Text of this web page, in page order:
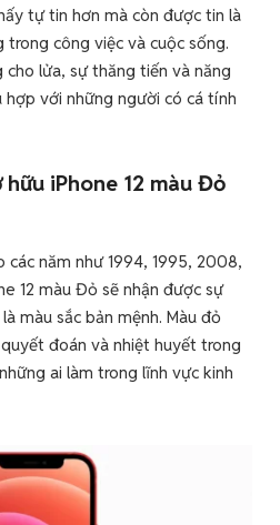
tự tin hơn mà còn được tin là
trong công việc và cuộc sống.
lửa, sự thăng tiến và năng
với những người có cá tính
iPhone 12 màu Đỏ
các năm như 1994, 1995, 2008,
12 màu Đỏ sẽ nhận được sự
màu sắc bản mệnh. Màu đỏ
đoán và nhiệt huyết trong
ai làm trong lĩnh vực kinh